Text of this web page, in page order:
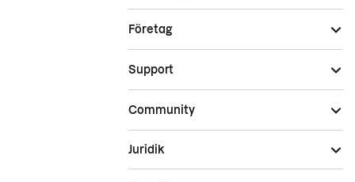
Företag
Support
Community
Juridik